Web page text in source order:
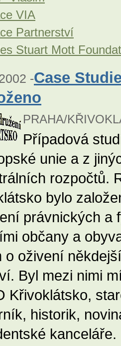
VIA
Partnerství
Stuart Mott
-Case
PRAHA/
Případová
unie a z
rozpočtů.
bylo
právnických a
občany a
o oživení
Byl mezi nimi
Křivoklátsko,
historik,